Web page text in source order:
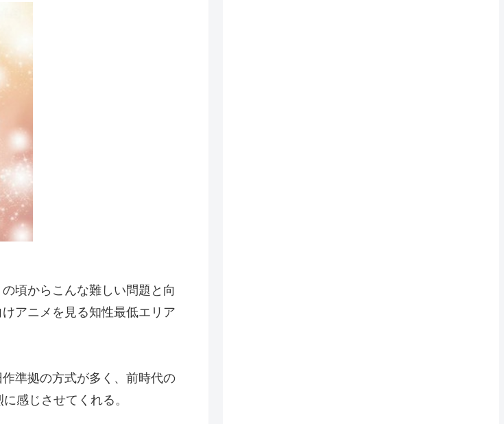
頃からこんな難しい問題と向
アニメを見る知性最低エリア
準拠の方式が多く、前時代の
感じさせてくれる。